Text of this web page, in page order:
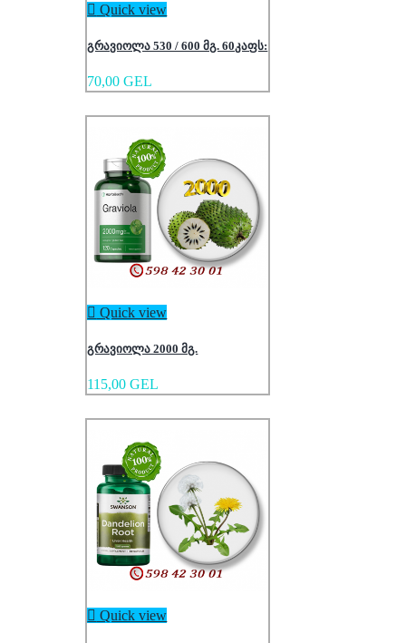
 Quick view
გრავიოლა 530 / 600 მგ. 60კაფს:
70,00 GEL
 Quick view
გრავიოლა 2000 მგ.
115,00 GEL
 Quick view